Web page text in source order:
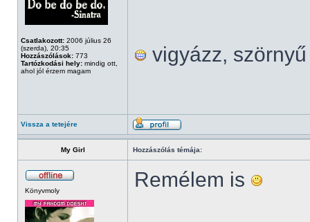
Csatlakozott: 2006 július 26
(szerda), 20:35
Hozzászólások: 773
Tartózkodási hely: mindig ott,
ahol jól érzem magam
vigyázz,
Vissza a tetejére
My Girl Hozzászólás témája:
Könyvmoly Remélem is